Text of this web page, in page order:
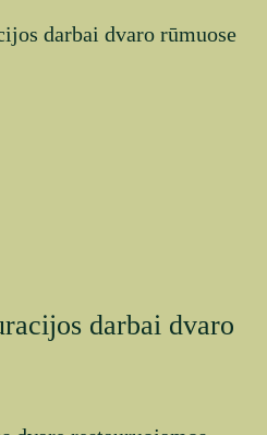
darbai dvaro